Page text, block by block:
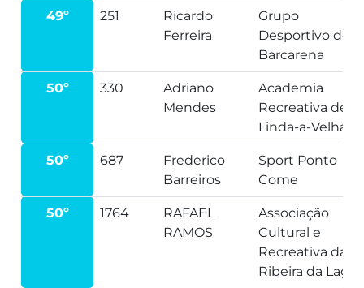
49º 251
Ricardo
Ferreira
Grupo
Desportivo de
Barcarena
50º 330
Adriano
Mendes
Academia
Recreativa de
Linda-a-Velha
50º 687
Frederico
Barreiros
Sport Ponto
Come
50º 1764
RAFAEL
RAMOS
Associação
Cultural e
Recreativa da
Ribeira da Lage